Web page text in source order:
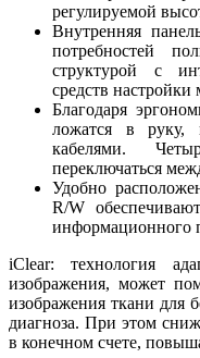
регулируемой
Внутренняя
потребностей
структурой с
средств
Благодаря
ложатся в руку,
кабелями.
переключаться
Удобно
R/W
информационного
iClear: технология
изображения, может
изображения ткани для
диагноза. При этом
в конечном счете,